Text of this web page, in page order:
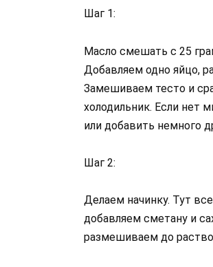
Шаг 1:
Масло смешать с 25
Добавляем одно яйцо,
Замешиваем тесто и
холодильник. Если нет
или добавить немного
Шаг 2:
Делаем начинку. Тут
добавляем сметану и
размешиваем до